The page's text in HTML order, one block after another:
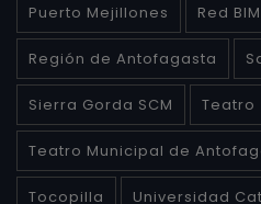
Puerto Mejillones Red
Región de Antofagasta
Sierra Gorda SCM Teatro
Teatro Municipal de
Tocopilla Universidad